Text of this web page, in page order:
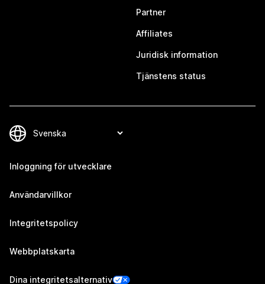
Partner
Affiliates
Juridisk information
Tjänstens status
Inloggning för utvecklare
Användarvillkor
Integritetspolicy
Webbplatskarta
Dina integritetsalternativ